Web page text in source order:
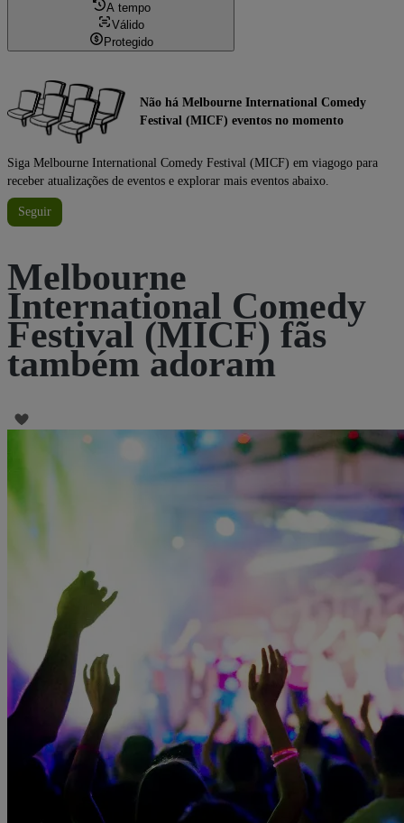
A tempo
Válido
Protegido
Não há Melbourne International Comedy
Festival (MICF) eventos no momento
Siga Melbourne International Comedy Festival (MICF) em viagogo para
receber atualizações de eventos e explorar mais eventos abaixo.
Seguir
Melbourne
International Comedy
Festival (MICF) fãs
também adoram